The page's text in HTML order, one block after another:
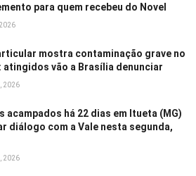
para quem recebeu do Novel
mostra contaminação grave no
atingidos vão a Brasília denunciar
2026
acampados há 22 dias em Itueta (MG)
diálogo com a Vale nesta segunda,
2026